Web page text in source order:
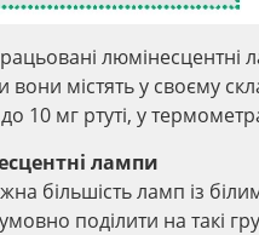
люмінесцентні
вони містять у своєму
10 мг ртуті, у
лампи
більшість ламп із
поділити на такі